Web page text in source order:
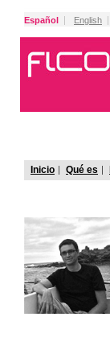
Español English
Inicio Qué es